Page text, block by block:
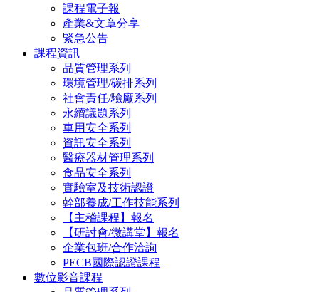
課程電子報
產業&文章分享
緊急公告
課程資訊
品質管理系列
環境管理/碳排系列
社會責任/驗廠系列
永續議題系列
車用安全系列
資訊安全系列
醫療器材管理系列
食品安全系列
實驗室及技術認證
幹部養成/工作技能系列
【主稽課程】報名
【研討會/微講堂】報名
企業包班/合作洽詢
PECB國際認證課程
數位影音課程